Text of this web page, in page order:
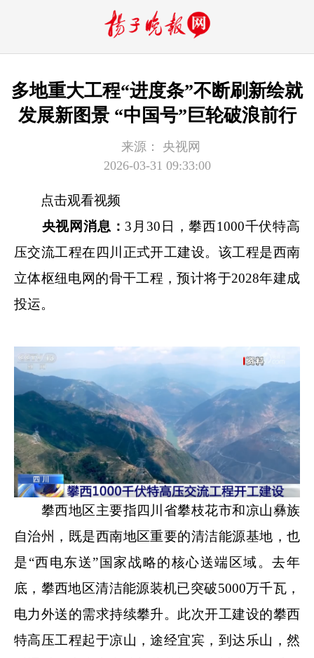
多地重大工程“进度条”不断刷新绘就
发展新图景 “中国号”巨轮破浪前行
来源：
央视网
2026-03-31 09:33:00
点击观看视频
央视网消息： 3月30日，攀西1000千伏特高
压交流工程在四川正式开工建设。该工程是西南
立体枢纽电网的骨干工程，预计将于2028年建成
投运。
攀西地区主要指四川省攀枝花市和凉山彝族
自治州，既是西南地区重要的清洁能源基地，也
是“西电东送”国家战略的核心送端区域。去年
底，攀西地区清洁能源装机已突破5000万千瓦，
电力外送的需求持续攀升。此次开工建设的攀西
特高压工程起于凉山，途经宜宾，到达乐山，然